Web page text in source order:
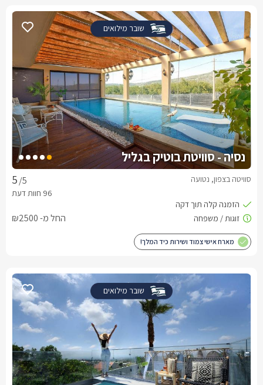
שובר מילואים
נסיה - סוויטת בוטיק בגליל
/5 סוויטה בצפון, נטועה
החל מ- ₪2500
מארח אישי צמוד ושירות כיד המלך!
שובר מילואים